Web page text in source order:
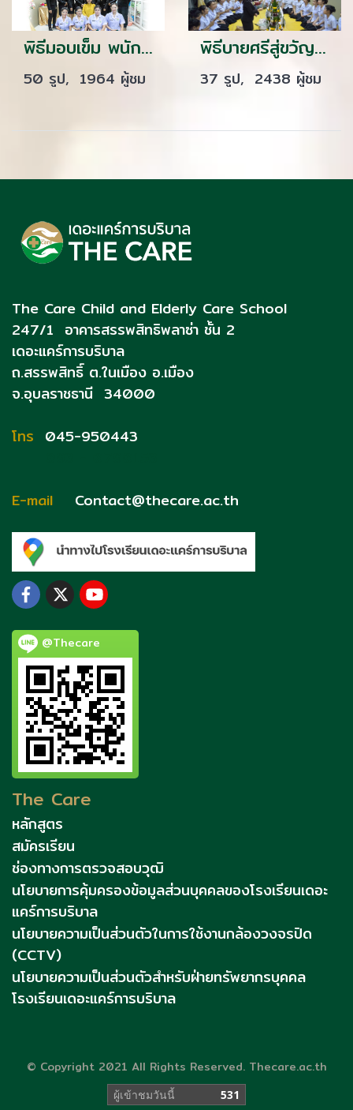
พิธีมอบเข็ม พนักงานผู้ช่วยทางการพยาบาลรุ่นที่ 42.1 ( รุ่นออนไลน์ ) ณ โรงเรียนเดอะแคร์การบริบาล
50 รูป, 1964 ผู้ชม
พิธีบายศรีสู่ขวัญก่อนออกฝึกภาคปฏิบัตินักเรียนรุ่น 13 ปีการศึกษา 2559
37 รูป, 2438 ผู้ชม
The Care Child and Elderly Care School
247/1 อาคารสรรพสิทธิพลาซ่า ชั้น 2
เดอะแคร์การบริบาล
ถ.สรรพสิทธิ์ ต.ในเมือง อ.เมือง
จ.อุบลราชธานี 34000
โทร 045-950443
E-mail
Contact@thecare.ac.th
@Thecare
The Care
หลักสูตร
สมัครเรียน
ช่องทางการตรวจสอบวุฒิ
นโยบายการคุ้มครองข้อมูลส่วนบุคคลของโรงเรียนเดอะ
แคร์การบริบาล
นโยบายความเป็นส่วนตัวในการใช้งานกล้องวงจรปิด
(CCTV)
นโยบายความเป็นส่วนตัวสำหรับฝ่ายทรัพยากรบุคคล
โรงเรียนเดอะแคร์การบริบาล
© Copyright 2021 All Rights Reserved. Thecare.ac.th
ผู้เข้าชมวันนี้ 531